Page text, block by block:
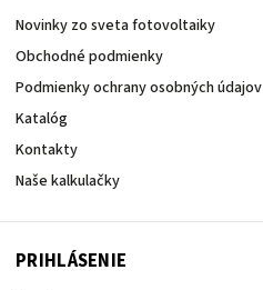
Novinky zo sveta fotovoltaiky
Obchodné podmienky
Podmienky ochrany osobných údajov
Katalóg
Kontakty
Naše kalkulačky
PRIHLÁSENIE